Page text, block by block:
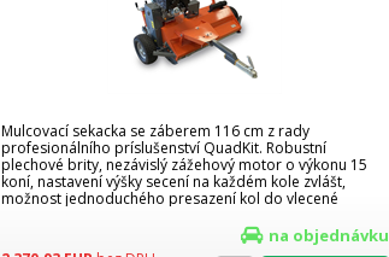
Mulcovací sekacka se záberem 116 cm z rady
profesionálního príslušenství QuadKit. Robustní
plechové brity, nezávislý zážehový motor o výkonu 15
koní, nastavení výšky secení na každém kole zvlášt,
možnost jednoduchého presazení kol do vlecené
na objednávku